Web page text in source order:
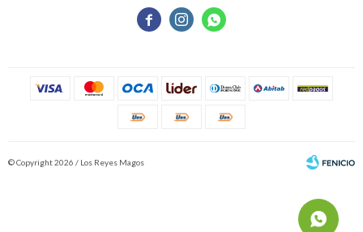
  
© Copyright 2026 / Los Reyes Magos